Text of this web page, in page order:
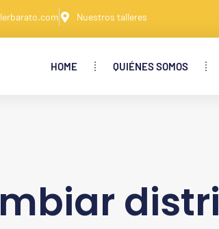
Nuestros talleres
HOME QUIÉNES SOMOS